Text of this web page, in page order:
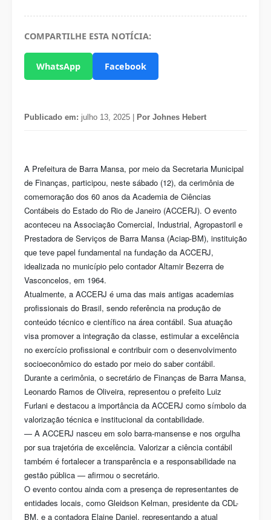
COMPARTILHE ESTA NOTÍCIA:
WhatsApp Facebook
Publicado em: julho 13, 2025 | Por Johnes Hebert
A Prefeitura de Barra Mansa, por meio da Secretaria Municipal
de Finanças, participou, neste sábado (12), da cerimônia de
comemoração dos 60 anos da Academia de Ciências
Contábeis do Estado do Rio de Janeiro (ACCERJ). O evento
aconteceu na Associação Comercial, Industrial, Agropastoril e
Prestadora de Serviços de Barra Mansa (Aciap-BM), instituição
que teve papel fundamental na fundação da ACCERJ,
idealizada no município pelo contador Altamir Bezerra de
Vasconcelos, em 1964.
Atualmente, a ACCERJ é uma das mais antigas academias
profissionais do Brasil, sendo referência na produção de
conteúdo técnico e científico na área contábil. Sua atuação
visa promover a integração da classe, estimular a excelência
no exercício profissional e contribuir com o desenvolvimento
socioeconômico do estado por meio do saber contábil.
Durante a cerimônia, o secretário de Finanças de Barra Mansa,
Leonardo Ramos de Oliveira, representou o prefeito Luiz
Furlani e destacou a importância da ACCERJ como símbolo da
valorização técnica e institucional da contabilidade.
— A ACCERJ nasceu em solo barra-mansense e nos orgulha
por sua trajetória de excelência. Valorizar a ciência contábil
também é fortalecer a transparência e a responsabilidade na
gestão pública — afirmou o secretário.
O evento contou ainda com a presença de representantes de
entidades locais, como Gleidson Kelman, presidente da CDL-
BM, e a contadora Elaine Daniel, representando a atual